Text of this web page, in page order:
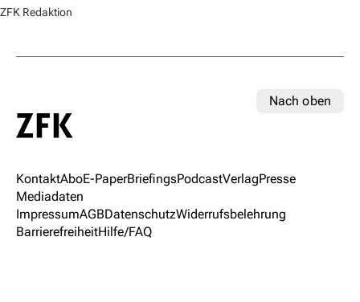
ZFK Redaktion
Nach oben
KontaktAboE-PaperBriefingsPodcastVerlagPresse
Mediadaten
ImpressumAGBDatenschutzWiderrufsbelehrung
BarrierefreiheitHilfe/FAQ